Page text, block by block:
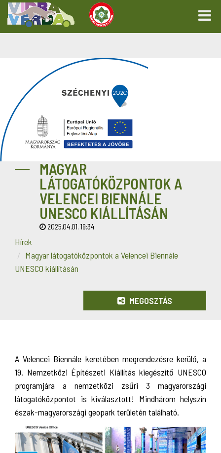
MAGYAR
LÁTOGATÓKÖZPONTOK A
VELENCEI BIENNÁLE
UNESCO KIÁLLÍTÁSÁN
2025.04.01. 19:34
Hírek
Magyar látogatóközpontok a Velencei Biennále
UNESCO kiállításán
MEGOSZTÁS
A Velencei Biennále keretében megrendezésre kerülő, a
19. Nemzetközi Építészeti Kiállítás kiegészítő UNESCO
programjára a nemzetközi zsűri 3 magyarországi
látogatóközpontot is kiválasztott! Mindhárom helyszín
észak-magyarországi geopark területén található.